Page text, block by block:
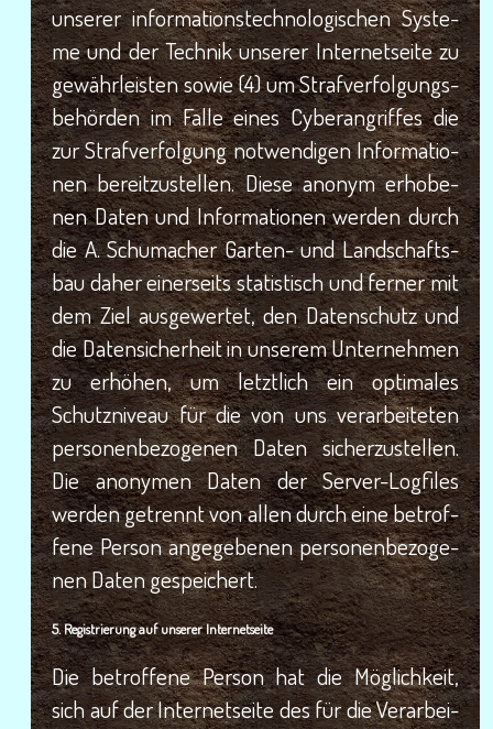
unse­rer infor­ma­ti­ons­tech­no­lo­gi­schen Sys­te­
me und der Tech­nik unse­rer Inter­net­sei­te zu
gewähr­leis­ten sowie (4) um Straf­ver­fol­gungs­
be­hör­den im Fal­le eines Cyber­an­grif­fes die
zur Straf­ver­fol­gung not­wen­di­gen Infor­ma­tio­
nen bereit­zu­stel­len. Die­se anonym erho­be­
nen Daten und Infor­ma­tio­nen wer­den durch
die A. Schu­ma­cher Gar­ten- und Land­schafts­
bau daher einer­seits sta­tis­tisch und fer­ner mit
dem Ziel aus­ge­wer­tet, den Daten­schutz und
die Daten­si­cher­heit in unse­rem Unter­neh­men
zu erhö­hen, um letzt­lich ein opti­ma­les
Schutz­ni­veau für die von uns ver­ar­bei­te­ten
per­so­nen­be­zo­ge­nen Daten sicher­zu­stel­len.
Die anony­men Daten der Ser­ver-Log­files
wer­den getrennt von allen durch eine betrof­
fe­ne Per­son ange­ge­be­nen per­so­nen­be­zo­ge­
nen Daten gespeichert.
5. Regis­trie­rung auf unse­rer Internetseite
Die betrof­fe­ne Per­son hat die Mög­lich­keit,
sich auf der Inter­net­sei­te des für die Ver­ar­bei­